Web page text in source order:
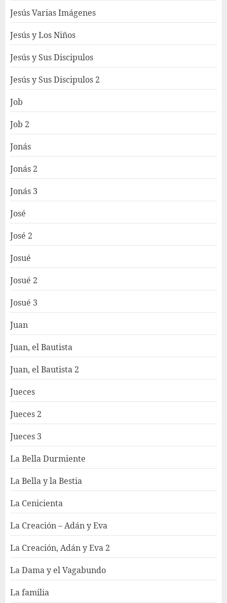
Jesús Varias Imágenes
Jesús y Los Niños
Jesús y Sus Discipulos
Jesús y Sus Discipulos 2
Job
Job 2
Jonás
Jonás 2
Jonás 3
José
José 2
Josué
Josué 2
Josué 3
Juan
Juan, el Bautista
Juan, el Bautista 2
Jueces
Jueces 2
Jueces 3
La Bella Durmiente
La Bella y la Bestia
La Cenicienta
La Creación – Adán y Eva
La Creación, Adán y Eva 2
La Dama y el Vagabundo
La familia